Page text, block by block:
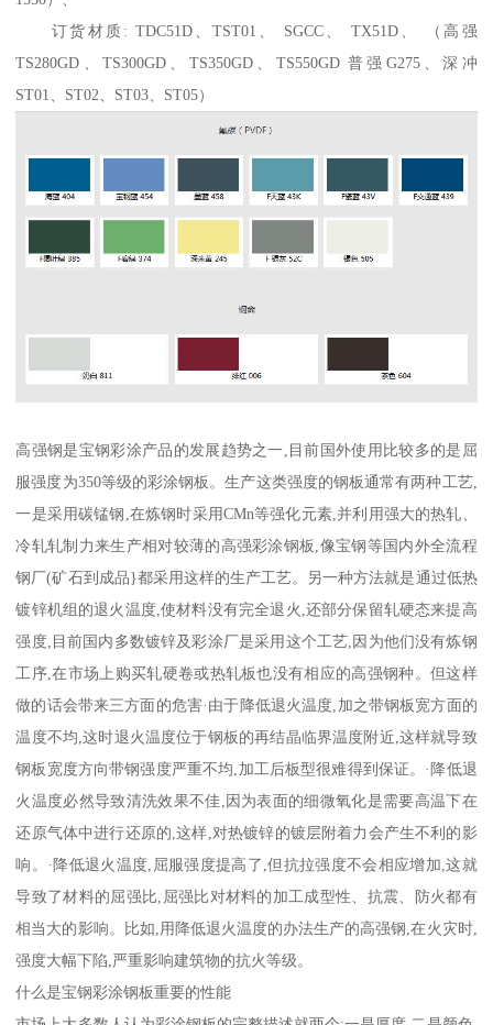
订货材质: TDC51D、TST01、 SGCC、 TX51D、 （高强
TS280GD、TS300GD、TS350GD、TS550GD 普强G275、深冲
ST01、ST02、ST03、ST05）
高强钢是宝钢彩涂产品的发展趋势之一,目前国外使用比较多的是屈
服强度为350等级的彩涂钢板。生产这类强度的钢板通常有两种工艺,
一是采用碳锰钢,在炼钢时采用CMn等强化元素,并利用强大的热轧、
冷轧轧制力来生产相对较薄的高强彩涂钢板,像宝钢等国内外全流程
钢厂(矿石到成品}都采用这样的生产工艺。另一种方法就是通过低热
镀锌机组的退火温度,使材料没有完全退火,还部分保留轧硬态来提高
强度,目前国内多数镀锌及彩涂厂是采用这个工艺,因为他们没有炼钢
工序,在市场上购买轧硬卷或热轧板也没有相应的高强钢种。但这样
做的话会带来三方面的危害·由于降低退火温度,加之带钢板宽方面的
温度不均,这时退火温度位于钢板的再结晶临界温度附近,这样就导致
钢板宽度方向带钢强度严重不均,加工后板型很难得到保证。·降低退
火温度必然导致清洗效果不佳,因为表面的细微氧化是需要高温下在
还原气体中进行还原的,这样,对热镀锌的镀层附着力会产生不利的影
响。·降低退火温度,屈服强度提高了,但抗拉强度不会相应增加,这就
导致了材料的屈强比,屈强比对材料的加工成型性、抗震、防火都有
相当大的影响。比如,用降低退火温度的办法生产的高强钢,在火灾时,
强度大幅下陷,严重影响建筑物的抗火等级。
什么是宝钢彩涂钢板重要的性能